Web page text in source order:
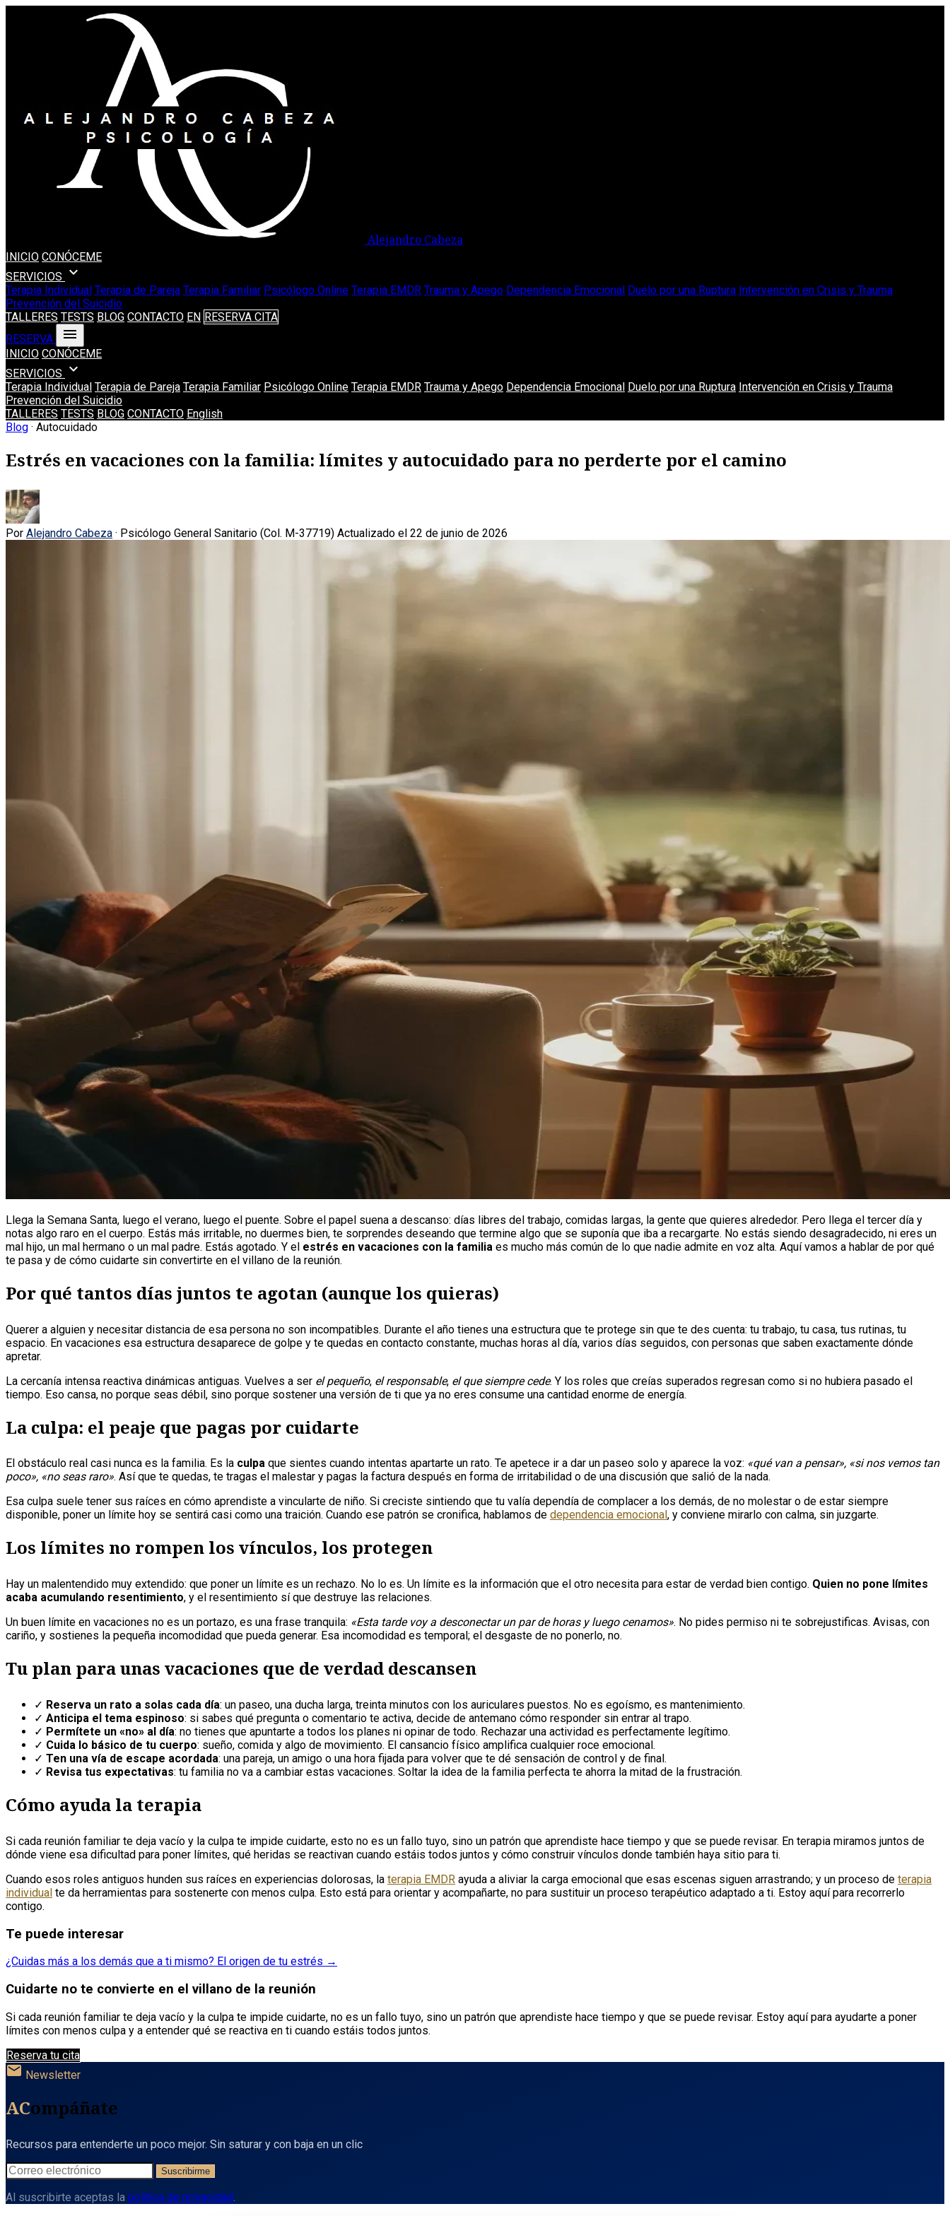
Alejandro Cabeza
INICIO CONÓCEME
SERVICIOS expand_more
Terapia Individual Terapia de Pareja Terapia Familiar Psicólogo Online Terapia EMDR Trauma y Apego Dependencia Emocional Duelo por una Ruptura Intervención en Crisis y Trauma
Prevención del Suicidio
TALLERES TESTS BLOG CONTACTO EN RESERVA CITA
RESERVA
menu
INICIO CONÓCEME
SERVICIOS expand_more
Terapia Individual Terapia de Pareja Terapia Familiar Psicólogo Online Terapia EMDR Trauma y Apego Dependencia Emocional Duelo por una Ruptura Intervención en Crisis y Trauma
Prevención del Suicidio
TALLERES TESTS BLOG CONTACTO English
Blog · Autocuidado
Estrés en vacaciones con la familia: límites y autocuidado para no perderte por el camino
Por Alejandro Cabeza · Psicólogo General Sanitario (Col. M-37719) Actualizado el 22 de junio de 2026
Llega la Semana Santa, luego el verano, luego el puente. Sobre el papel suena a descanso: días libres del trabajo, comidas largas, la gente que quieres alrededor. Pero llega el tercer día y
notas algo raro en el cuerpo. Estás más irritable, no duermes bien, te sorprendes deseando que termine algo que se suponía que iba a recargarte. No estás siendo desagradecido, ni eres un
mal hijo, un mal hermano o un mal padre. Estás agotado. Y el estrés en vacaciones con la familia es mucho más común de lo que nadie admite en voz alta. Aquí vamos a hablar de por qué
te pasa y de cómo cuidarte sin convertirte en el villano de la reunión.
Por qué tantos días juntos te agotan (aunque los quieras)
Querer a alguien y necesitar distancia de esa persona no son incompatibles. Durante el año tienes una estructura que te protege sin que te des cuenta: tu trabajo, tu casa, tus rutinas, tu
espacio. En vacaciones esa estructura desaparece de golpe y te quedas en contacto constante, muchas horas al día, varios días seguidos, con personas que saben exactamente dónde
apretar.
La cercanía intensa reactiva dinámicas antiguas. Vuelves a ser el pequeño, el responsable, el que siempre cede. Y los roles que creías superados regresan como si no hubiera pasado el
tiempo. Eso cansa, no porque seas débil, sino porque sostener una versión de ti que ya no eres consume una cantidad enorme de energía.
La culpa: el peaje que pagas por cuidarte
El obstáculo real casi nunca es la familia. Es la culpa que sientes cuando intentas apartarte un rato. Te apetece ir a dar un paseo solo y aparece la voz: «qué van a pensar», «si nos vemos tan
poco», «no seas raro». Así que te quedas, te tragas el malestar y pagas la factura después en forma de irritabilidad o de una discusión que salió de la nada.
Esa culpa suele tener sus raíces en cómo aprendiste a vincularte de niño. Si creciste sintiendo que tu valía dependía de complacer a los demás, de no molestar o de estar siempre
disponible, poner un límite hoy se sentirá casi como una traición. Cuando ese patrón se cronifica, hablamos de dependencia emocional , y conviene mirarlo con calma, sin juzgarte.
Los límites no rompen los vínculos, los protegen
Hay un malentendido muy extendido: que poner un límite es un rechazo. No lo es. Un límite es la información que el otro necesita para estar de verdad bien contigo. Quien no pone límites
acaba acumulando resentimiento, y el resentimiento sí que destruye las relaciones.
Un buen límite en vacaciones no es un portazo, es una frase tranquila: «Esta tarde voy a desconectar un par de horas y luego cenamos». No pides permiso ni te sobrejustificas. Avisas, con
cariño, y sostienes la pequeña incomodidad que pueda generar. Esa incomodidad es temporal; el desgaste de no ponerlo, no.
Tu plan para unas vacaciones que de verdad descansen
✓ Reserva un rato a solas cada día: un paseo, una ducha larga, treinta minutos con los auriculares puestos. No es egoísmo, es mantenimiento.
✓ Anticipa el tema espinoso: si sabes qué pregunta o comentario te activa, decide de antemano cómo responder sin entrar al trapo.
✓ Permítete un «no» al día: no tienes que apuntarte a todos los planes ni opinar de todo. Rechazar una actividad es perfectamente legítimo.
✓ Cuida lo básico de tu cuerpo: sueño, comida y algo de movimiento. El cansancio físico amplifica cualquier roce emocional.
✓ Ten una vía de escape acordada: una pareja, un amigo o una hora fijada para volver que te dé sensación de control y de final.
✓ Revisa tus expectativas: tu familia no va a cambiar estas vacaciones. Soltar la idea de la familia perfecta te ahorra la mitad de la frustración.
Cómo ayuda la terapia
Si cada reunión familiar te deja vacío y la culpa te impide cuidarte, esto no es un fallo tuyo, sino un patrón que aprendiste hace tiempo y que se puede revisar. En terapia miramos juntos de
dónde viene esa dificultad para poner límites, qué heridas se reactivan cuando estáis todos juntos y cómo construir vínculos donde también haya sitio para ti.
Cuando esos roles antiguos hunden sus raíces en experiencias dolorosas, la terapia EMDR ayuda a aliviar la carga emocional que esas escenas siguen arrastrando; y un proceso de terapia
individual te da herramientas para sostenerte con menos culpa. Esto está para orientar y acompañarte, no para sustituir un proceso terapéutico adaptado a ti. Estoy aquí para recorrerlo
contigo.
Te puede interesar
¿Cuidas más a los demás que a ti mismo? El origen de tu estrés →
Cuidarte no te convierte en el villano de la reunión
Si cada reunión familiar te deja vacío y la culpa te impide cuidarte, no es un fallo tuyo, sino un patrón que aprendiste hace tiempo y que se puede revisar. Estoy aquí para ayudarte a poner
límites con menos culpa y a entender qué se reactiva en ti cuando estáis todos juntos.
Reserva tu cita
mail Newsletter
ACompáñate
Recursos para entenderte un poco mejor. Sin saturar y con baja en un clic
Suscribirme
Al suscribirte aceptas la política de privacidad